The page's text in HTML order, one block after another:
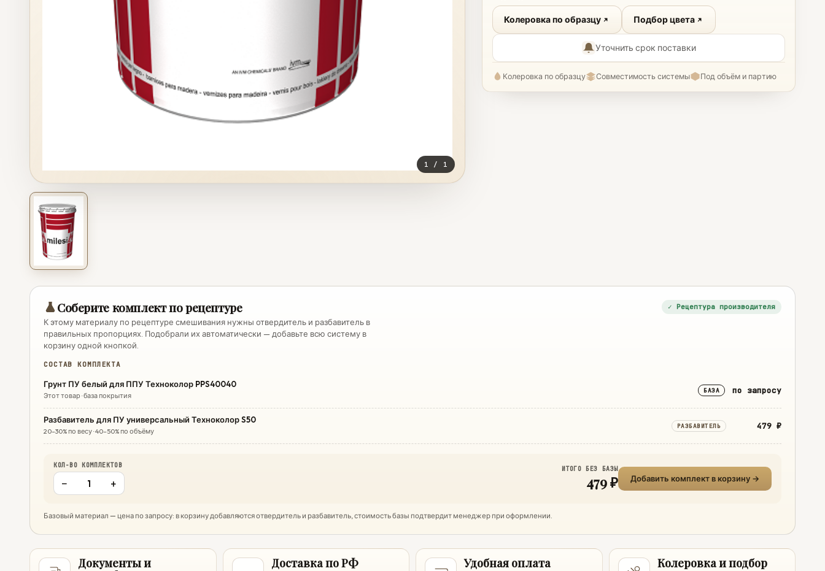
1 / 1
Колеровка по образцу Подбор цвета
Уточнить срок поставки
Колеровка по образцу Совместимость системы Под объём и партию
Соберите комплект по рецептуре ✓ Рецептура производителя
К этому материалу по рецептуре смешивания нужны отвердитель и разбавитель в
правильных пропорциях. Подобрали их автоматически — добавьте всю систему в
корзину одной кнопкой.
СОСТАВ КОМПЛЕКТА
Грунт ПУ белый для ППУ Техноколор PPS40040
Этот товар · база покрытия
БАЗА по запросу
Разбавитель для ПУ универсальный Техноколор S50
20–30% по весу · 40–50% по объёму
РАЗБАВИТЕЛЬ 479 ₽
КОЛ-ВО КОМПЛЕКТОВ
− +
ИТОГО БЕЗ БАЗЫ
479 ₽ Добавить комплект в корзину →
Базовый материал — цена по запросу: в корзину добавляются отвердитель и разбавитель, стоимость базы подтвердит менеджер при оформлении.
Документы и Доставка по РФ Удобная оплата Колеровка и подбор